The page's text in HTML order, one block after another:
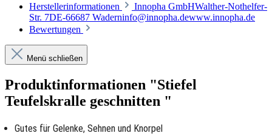
Herstellerinformationen
Innopha GmbHWalther-Nothelfer-
Str. 7DE-66687 Waderninfo@innopha.dewww.innopha.de
Bewertungen
Menü schließen
Produktinformationen "Stiefel
Teufelskralle geschnitten "
Gutes für Gelenke, Sehnen und Knorpel